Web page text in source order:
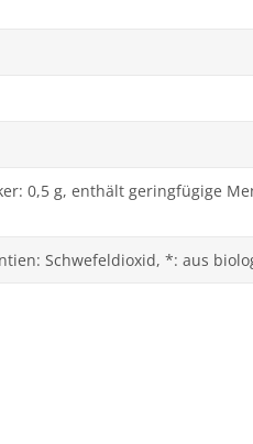
0,5 g, enthält geringfügige
Schwefeldioxid, *: aus